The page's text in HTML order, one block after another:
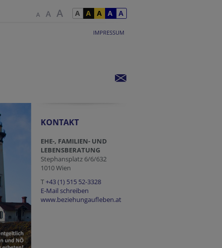
IMPRESSUM
KONTAKT
EHE-, FAMILIEN- UND
LEBENSBERATUNG
Stephansplatz 6/6/632
1010 Wien
T+43 (1) 515 52-3328
E-Mail schreiben
www.beziehungaufleben.at